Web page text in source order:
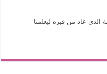
عاد من قبره ليعلمنا